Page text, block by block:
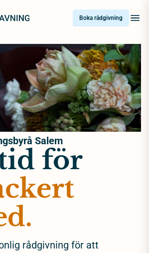
Boka rådgivning
Salem
för
rådgivning för att